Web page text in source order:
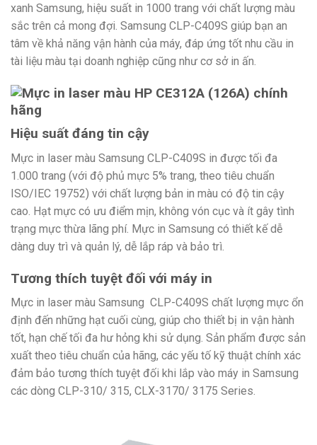
xanh Samsung, hiệu suất in 1000 trang với chất lượng màu
sắc trên cả mong đợi. Samsung CLP-C409S giúp bạn an
tâm về khả năng vận hành của máy, đáp ứng tốt nhu cầu in
tài liệu màu tại doanh nghiệp cũng như cơ sở in ấn.
Hiệu suất đáng tin cậy
Mực in laser màu Samsung CLP-C409S in được tối đa
1.000 trang (với độ phủ mực 5% trang, theo tiêu chuẩn
ISO/IEC 19752) với chất lượng bản in màu có độ tin cậy
cao. Hạt mực có ưu điểm mịn, không vón cục và ít gây tình
trạng mực thừa lãng phí. Mực in Samsung có thiết kế dễ
dàng duy trì và quản lý, dễ lắp ráp và bảo trì.
Tương thích tuyệt đối với máy in
Mực in laser màu Samsung CLP-C409S chất lượng mực ổn
định đến những hạt cuối cùng, giúp cho thiết bị in vận hành
tốt, hạn chế tối đa hư hỏng khi sử dụng. Sản phẩm được sản
xuất theo tiêu chuẩn của hãng, các yếu tố kỹ thuật chính xác
đảm bảo tương thích tuyệt đối khi lắp vào máy in Samsung
các dòng CLP-310/ 315, CLX-3170/ 3175 Series.